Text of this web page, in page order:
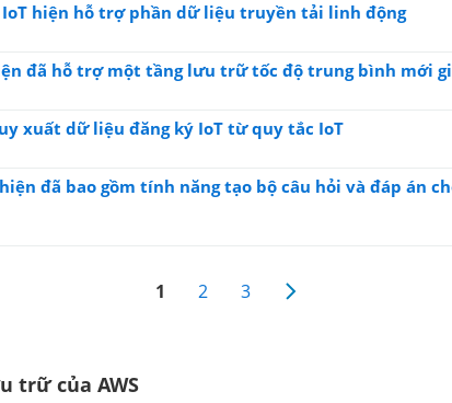
IoT hiện hỗ trợ phần dữ liệu truyền tải linh động
đã hỗ trợ một tầng lưu trữ tốc độ trung bình mới
xuất dữ liệu đăng ký IoT từ quy tắc IoT
đã bao gồm tính năng tạo bộ câu hỏi và đáp án
1 2 3
trữ của AWS